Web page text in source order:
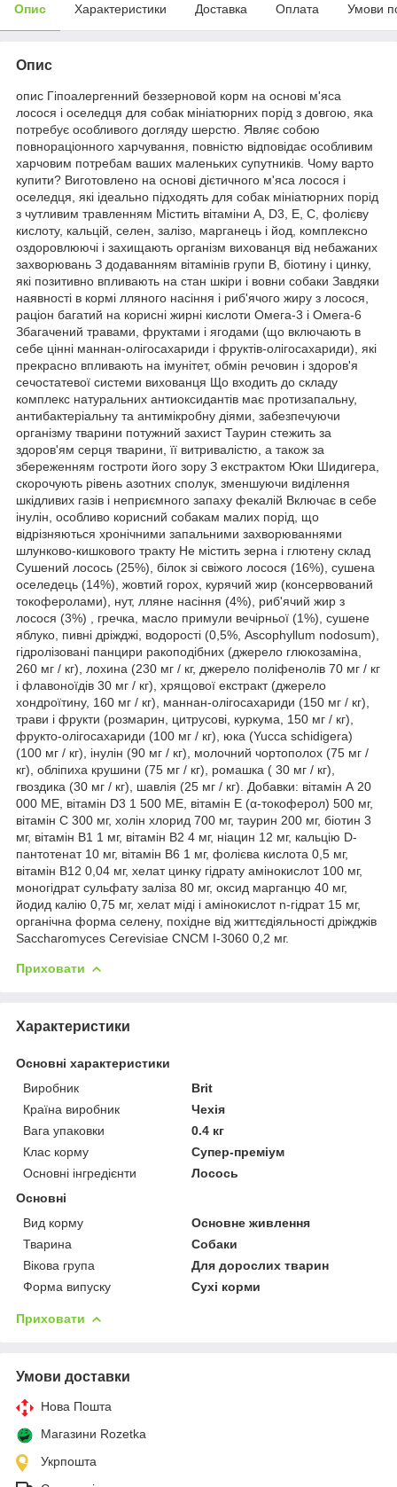
Опис Характеристики Доставка Оплата Умови
Опис
опис Гіпоалергенний беззерновой корм на основі м'яса
лосося і оселедця для собак мініатюрних порід з довгою, яка
потребує особливого догляду шерстю. Являє собою
повнораціонного харчування, повністю відповідає особливим
харчовим потребам ваших маленьких супутників. Чому варто
купити? Виготовлено на основі дієтичного м'яса лосося і
оселедця, які ідеально підходять для собак мініатюрних порід
з чутливим травленням Містить вітаміни А, D3, Е, С, фолієву
кислоту, кальцій, селен, залізо, марганець і йод, комплексно
оздоровлюючі і захищають організм вихованця від небажаних
захворювань З додаванням вітамінів групи В, біотину і цинку,
які позитивно впливають на стан шкіри і вовни собаки Завдяки
наявності в кормі лляного насіння і риб'ячого жиру з лосося,
раціон багатий на корисні жирні кислоти Омега-3 і Омега-6
Збагачений травами, фруктами і ягодами (що включають в
себе цінні маннан-олігосахариди і фруктів-олігосахариди), які
прекрасно впливають на імунітет, обмін речовин і здоров'я
сечостатевої системи вихованця Що входить до складу
комплекс натуральних антиоксидантів має протизапальну,
антибактеріальну та антимікробну діями, забезпечуючи
організму тварини потужний захист Таурин стежить за
здоров'ям серця тварини, її витривалістю, а також за
збереженням гостроти його зору З екстрактом Юки Шидигера,
скорочують рівень азотних сполук, зменшуючи виділення
шкідливих газів і неприємного запаху фекалій Включає в себе
інулін, особливо корисний собакам малих порід, що
відрізняються хронічними запальними захворюваннями
шлунково-кишкового тракту Не містить зерна і глютену склад
Сушений лосось (25%), білок зі свіжого лосося (16%), сушена
оселедець (14%), жовтий горох, курячий жир (консервований
токоферолами), нут, лляне насіння (4%), риб'ячий жир з
лосося (3%) , гречка, масло примули вечірньої (1%), сушене
яблуко, пивні дріжджі, водорості (0,5%, Ascophyllum nodosum),
гідролізовані панцири ракоподібних (джерело глюкозаміна,
260 мг / кг), лохина (230 мг / кг, джерело поліфенолів 70 мг / кг
і флавоноїдів 30 мг / кг), хрящової екстракт (джерело
хондроїтину, 160 мг / кг), маннан-олігосахариди (150 мг / кг),
трави і фрукти (розмарин, цитрусові, куркума, 150 мг / кг),
фрукто-олігосахариди (100 мг / кг), юка (Yucca schidigera)
(100 мг / кг), інулін (90 мг / кг), молочний чортополох (75 мг /
кг), обліпиха крушини (75 мг / кг), ромашка ( 30 мг / кг),
гвоздика (30 мг / кг), шавлія (25 мг / кг). Добавки: вітамін А 20
000 ME, вітамін D3 1 500 ME, вітамін E (α-токоферол) 500 мг,
вітамін С 300 мг, холін хлорид 700 мг, таурин 200 мг, біотин 3
мг, вітамін В1 1 мг, вітамін В2 4 мг, ніацин 12 мг, кальцію D-
пантотенат 10 мг, вітамін В6 1 мг, фолієва кислота 0,5 мг,
вітамін В12 0,04 мг, хелат цинку гідрату амінокислот 100 мг,
моногідрат сульфату заліза 80 мг, оксид марганцю 40 мг,
йодид калію 0,75 мг, хелат міді і амінокислот n-гідрат 15 мг,
органічна форма селену, похідне від життєдіяльності дріжджів
Saccharomyces Cerevisiae CNCM I-3060 0,2 мг.
Приховати
Характеристики
Основні характеристики
Виробник
Brit
Країна виробник
Чехія
Вага упаковки
0.4 кг
Клас корму
Супер-преміум
Основні інгредієнти
Лосось
Основні
Вид корму
Основне живлення
Тварина
Собаки
Вікова група
Для дорослих тварин
Форма випуску
Сухі корми
Приховати
Умови доставки
Нова Пошта
Магазини Rozetka
Укрпошта